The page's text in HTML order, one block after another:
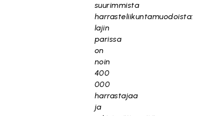
suurimmista
harrasteliikuntamuodoista:
lajin
parissa
on
noin
400
000
harrastajaa
ja